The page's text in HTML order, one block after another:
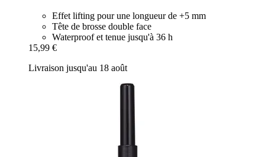
Effet lifting pour une longueur de +5 mm
Tête de brosse double face
Waterproof et tenue jusqu'à 36 h
15,99 €
Livraison jusqu'au 18 août